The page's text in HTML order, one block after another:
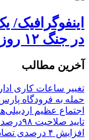
در جنگ ۱۲ روزه به باد رفت
آخرین مطالب
تغییر ساعات کاری
حمله به فرودگاه
اجتماع عظیم
تایید صلاحیت ۹۸درصد نامزدهای شوراهای روستای اردبیل
افزایش ۴ درصدی تصادفات فوتی در جاده‌های اردبیل